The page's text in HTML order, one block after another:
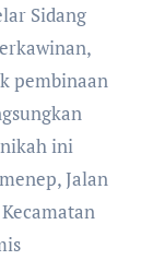
Sidang
pembinaan
ini
Jalan